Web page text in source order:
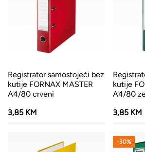
Registrator samostojeći bez
kutije FORNAX MASTER
A4/80 crveni
3,85 KM
kutije
A4/80
3,85 KM
-30%